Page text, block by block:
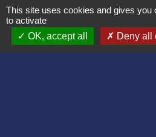
Commune de
This site uses cookies and gives you
to activate
OK, accept all
Deny all